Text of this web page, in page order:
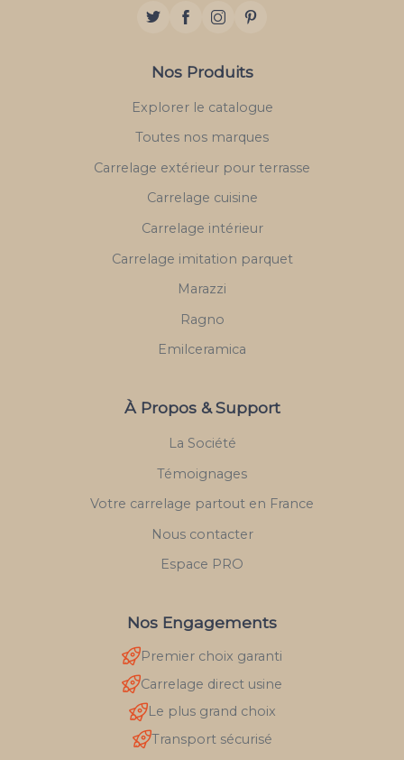
Nos Produits
Explorer le catalogue
Toutes nos marques
Carrelage extérieur pour terrasse
Carrelage cuisine
Carrelage intérieur
Carrelage imitation parquet
Marazzi
Ragno
Emilceramica
À Propos & Support
La Société
Témoignages
Votre carrelage partout en France
Nous contacter
Espace PRO
Nos Engagements
Premier choix garanti
Carrelage direct usine
Le plus grand choix
Transport sécurisé